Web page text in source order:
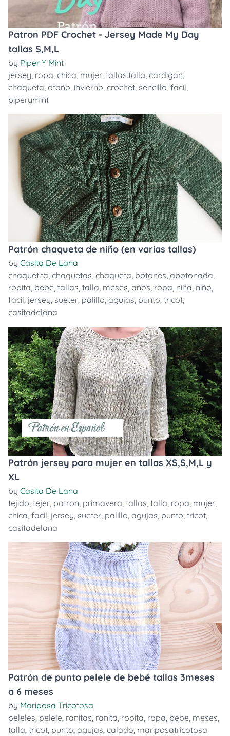
Patron PDF Crochet - Jersey Made My Day
tallas S,M,L
by Piper Y Mint
jersey, ropa, chica, mujer, tallas.talla, cardigan,
chaqueta, otoño, invierno, crochet, sencillo, facil,
piperymint
Patrón chaqueta de niño (en varias tallas)
by Casita De Lana
chaquetita, chaquetas, chaqueta, botones, abotonada,
ropita, bebe, tallas, talla, meses, años, ropa, niña, niño,
facil, jersey, sueter, palillo, agujas, punto, tricot,
casitadelana
Patrón jersey para mujer en tallas XS,S,M,L y
XL
by Casita De Lana
tejido, tejer, patron, primavera, tallas, talla, ropa, mujer,
chica, facil, jersey, sueter, palillo, agujas, punto, tricot,
casitadelana
Patrón de punto pelele de bebé tallas 3meses
a 6 meses
by Mariposa Tricotosa
peleles, pelele, ranitas, ranita, ropita, ropa, bebe, meses,
talla, tricot, punto, agujas, calado, mariposatricotosa